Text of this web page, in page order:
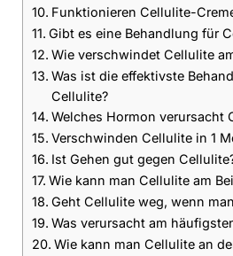
Funktionieren Cellulite-
Gibt es eine Behandlung für
Wie verschwindet Cellulite
Was ist die effektivste
Cellulite?
Welches Hormon verursacht
Verschwinden Cellulite in 1
Ist Gehen gut gegen
Wie kann man Cellulite am
Geht Cellulite weg, wenn
Was verursacht am
Wie kann man Cellulite an